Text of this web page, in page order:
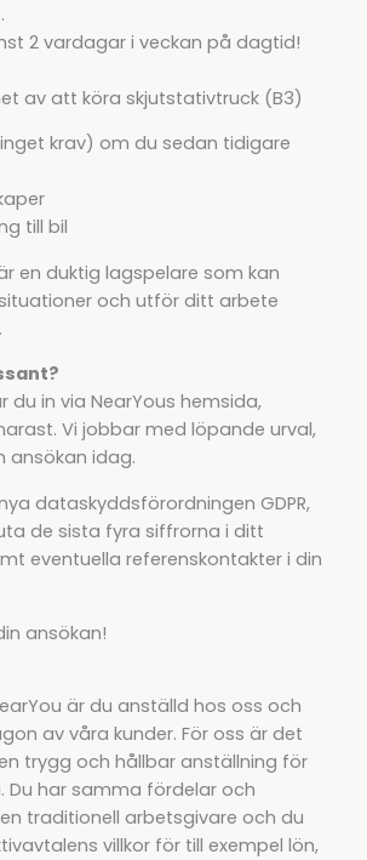
2 vardagar i veckan på dagtid!
av att köra skjutstativtruck (B3)
krav) om du sedan tidigare
till bil
en duktig lagspelare som kan
och utför ditt arbete
du in via NearYous hemsida,
Vi jobbar med löpande urval,
ansökan idag.
dataskyddsförordningen GDPR,
de sista fyra siffrorna i ditt
eventuella referenskontakter i din
ansökan!
är du anställd hos oss och
av våra kunder. För oss är det
trygg och hållbar anställning för
Du har samma fördelar och
traditionell arbetsgivare och du
villkor för till exempel lön,